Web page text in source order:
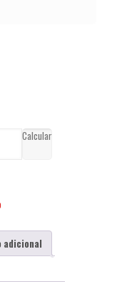
Calcular
adicional